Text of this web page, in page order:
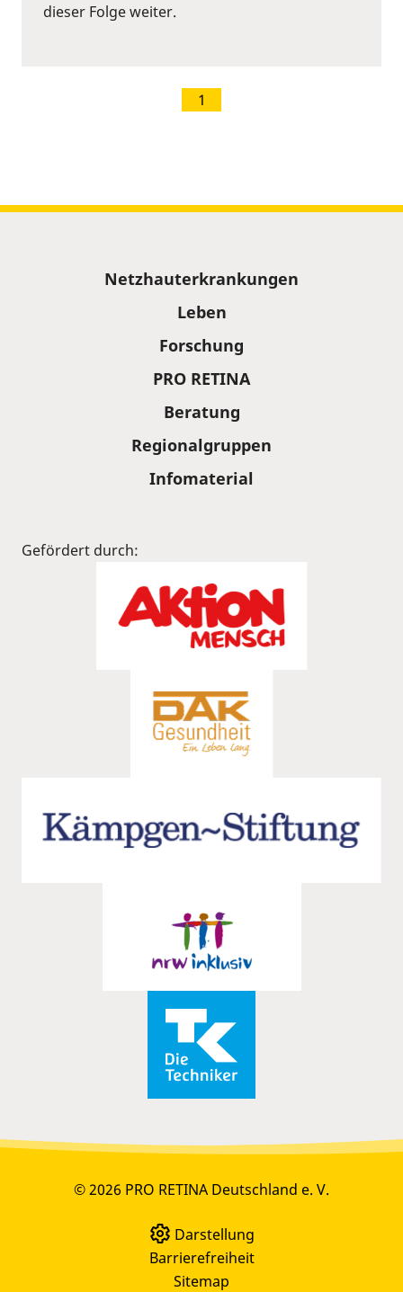
dieser Folge weiter.
1
Netzhauterkrankungen
Leben
Forschung
PRO RETINA
Beratung
Regionalgruppen
Infomaterial
Gefördert durch:
© 2026 PRO RETINA Deutschland e. V.
Darstellung
Barrierefreiheit
Sitemap